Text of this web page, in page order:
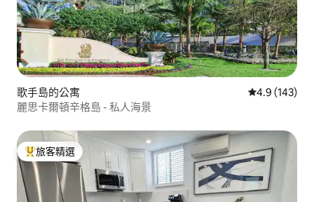
歌手島的公寓 從 143 則評
4.9 (143)
麗思卡爾頓辛格島 - 私人海景
旅客精選榜首
旅客精選